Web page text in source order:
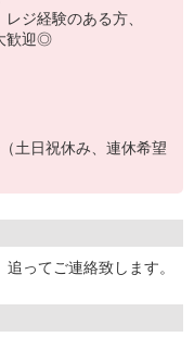
ジ経験のある方、
歓迎◎
土日祝休み、連休希望
ってご連絡致します。